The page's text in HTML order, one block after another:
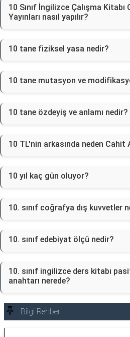
10 Sınıf İngilizce Çalışma Kitabı
Yayınları nasıl yapılır?
10 tane fiziksel yasa nedir?
10 tane mutasyon ve
10 tane özdeyiş ve anlamı nedir?
10 TL'nin arkasında neden Cahit
10 yıl kaç gün oluyor?
10. sınıf coğrafya dış kuvvetler
10. sınıf edebiyat ölçü nedir?
10. sınıf ingilizce ders kitabı
anahtarı nerede?
Bilgi Rehberi